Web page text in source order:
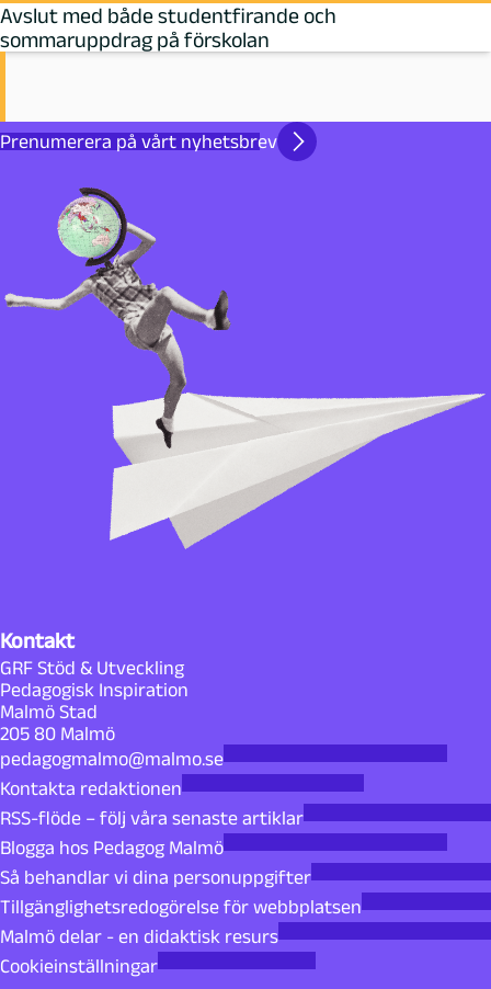
Avslut med både studentfirande och
sommaruppdrag på förskolan
Prenumerera på vårt nyhetsbrev
Kontakt
GRF Stöd & Utveckling
Pedagogisk Inspiration
Malmö Stad
205 80 Malmö
pedagogmalmo@malmo.se
Kontakta redaktionen
RSS-flöde – följ våra senaste artiklar
Blogga hos Pedagog Malmö
Så behandlar vi dina personuppgifter
Tillgänglighetsredogörelse för webbplatsen
Malmö delar - en didaktisk resurs
Cookieinställningar